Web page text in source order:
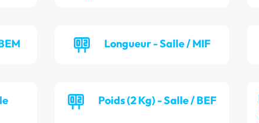
Longueur - Salle / MIF
Poids (2 Kg) - Salle / BEF